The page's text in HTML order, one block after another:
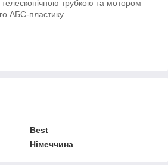
телескопічною трубкою та мотором
АБС-пластику.
Best
Німеччина